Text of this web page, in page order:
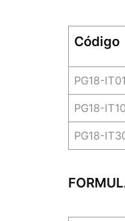
Código
PG18-IT01
PG18-IT10
PG18-